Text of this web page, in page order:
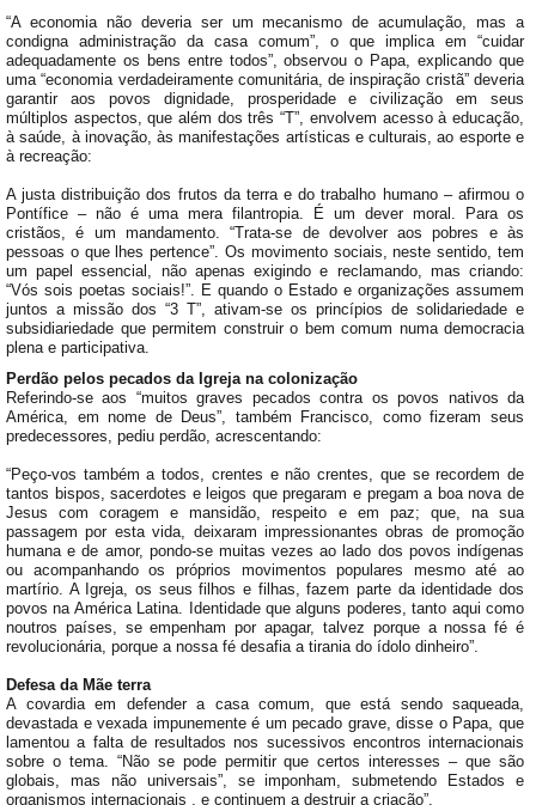
“A economia não deveria ser um mecanismo de acumulação, mas a
condigna administração da casa comum”, o que implica em “cuidar
adequadamente os bens entre todos”, observou o Papa, explicando que
uma “economia verdadeiramente comunitária, de inspiração cristã” deveria
garantir aos povos dignidade, prosperidade e civilização em seus
múltiplos aspectos, que além dos três “T”, envolvem acesso à educação,
à saúde, à inovação, às manifestações artísticas e culturais, ao esporte e
à recreação:
A justa distribuição dos frutos da terra e do trabalho humano – afirmou o
Pontífice – não é uma mera filantropia. É um dever moral. Para os
cristãos, é um mandamento. “Trata-se de devolver aos pobres e às
pessoas o que lhes pertence”. Os movimento sociais, neste sentido, tem
um papel essencial, não apenas exigindo e reclamando, mas criando:
“Vós sois poetas sociais!”. E quando o Estado e organizações assumem
juntos a missão dos “3 T”, ativam-se os princípios de solidariedade e
subsidiariedade que permitem construir o bem comum numa democracia
plena e participativa.
Perdão pelos pecados da Igreja na colonização
Referindo-se aos “muitos graves pecados contra os povos nativos da
América, em nome de Deus”, também Francisco, como fizeram seus
predecessores, pediu perdão, acrescentando:
“Peço-vos também a todos, crentes e não crentes, que se recordem de
tantos bispos, sacerdotes e leigos que pregaram e pregam a boa nova de
Jesus com coragem e mansidão, respeito e em paz; que, na sua
passagem por esta vida, deixaram impressionantes obras de promoção
humana e de amor, pondo-se muitas vezes ao lado dos povos indígenas
ou acompanhando os próprios movimentos populares mesmo até ao
martírio. A Igreja, os seus filhos e filhas, fazem parte da identidade dos
povos na América Latina. Identidade que alguns poderes, tanto aqui como
noutros países, se empenham por apagar, talvez porque a nossa fé é
revolucionária, porque a nossa fé desafia a tirania do ídolo dinheiro”.
Defesa da Mãe terra
A covardia em defender a casa comum, que está sendo saqueada,
devastada e vexada impunemente é um pecado grave, disse o Papa, que
lamentou a falta de resultados nos sucessivos encontros internacionais
sobre o tema. “Não se pode permitir que certos interesses – que são
globais, mas não universais”, se imponham, submetendo Estados e
organismos internacionais , e continuem a destruir a criação”.